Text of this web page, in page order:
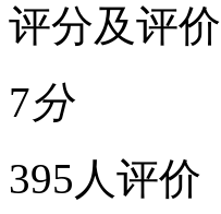
评分及评价
7分
395人评价